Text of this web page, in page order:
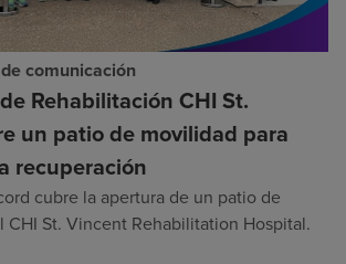
comunicación
Rehabilitación CHI St.
un patio de movilidad para
recuperación
cubre la apertura de un patio de
CHI St. Vincent Rehabilitation Hospital.